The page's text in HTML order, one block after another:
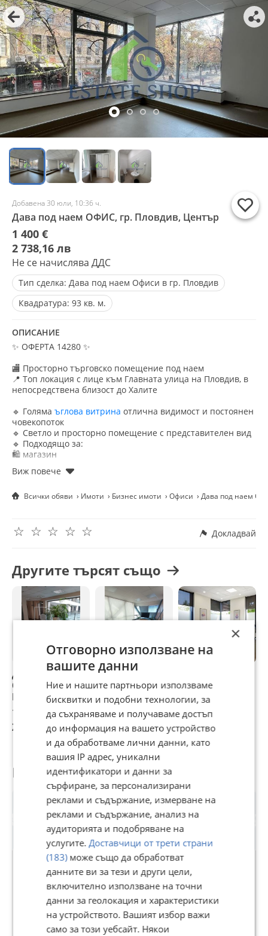
Добавена 30 юли, 10:36 ч.
Дава под наем ОФИС, гр. Пловдив, Център
1 400 €
2 738,16 лв
Не се начислява ДДС
Тип сделка: Дава под наем Офиси в гр. Пловдив
Квадратура: 93 кв. м.
ОПИСАНИЕ
✨ ОФЕРТА 14280 ✨
🏬 Просторно търговско помещение под наем
📍 Топ локация с лице към Главната улица на Пловдив, в
непосредствена близост до Халите
🔹 Голяма ъглова витрина отлична видимост и постоянен
човекопоток
🔹 Светло и просторно помещение с представителен вид
🔹 Подходящо за:
🛍️ магазин
💅 студио за естетични услуги
🧑‍⚕️ кабинет / студио за услуги
🔹 Възможност за функционално обособяване складово
помещение или разделяне на няколко отделни зони
📌 Отличен избор за бизнес, който търси централна
локация, видимост и престиж.
📞 Свържете се с нас за повече информация и оглед!
Всички обяви Имоти Бизнес имоти Офиси Дава под наем
☆
☆
☆
☆
☆ Докладвай
Другите търсят също
Дава под наем
ОФИС, гр.
Пловдив, Център
1 300 €
2 542,58 лв
Дава под наем
ОФИС, гр.
Пловдив, Център
1 060 €
2 073,18 лв
ОФИС, гр.
Пловдив, Център
1 118 €
2 186,62 лв
Потребител
ЕСТЕЙТ ШОП
В Bazar.BG от 04 октомври 2022г.
Последно активен вчера в 11:53 ч.
×
Отговорно използване на
вашите данни
Ние и нашите партньори използваме
бисквитки и подобни технологии, за
да съхраняваме и получаваме достъп
до информация на вашето устройство
и да обработваме лични данни, като
вашия IP адрес, уникални
идентификатори и данни за
сърфиране, за персонализирани
реклами и съдържание, измерване на
реклами и съдържание, анализ на
аудиторията и подобряване на
услугите. Доставчици от трети страни
(183)може също да обработват
данните ви за тези и други цели,
включително използване на точни
данни за геолокация и характеристики
на устройството. Вашият избор важи
само за този уебсайт. Някои